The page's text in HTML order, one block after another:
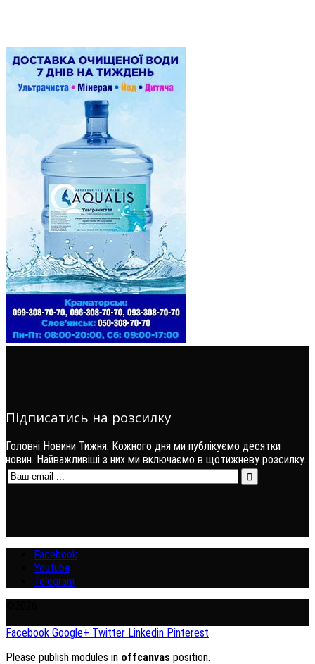
Підписатись на розсилку
Головні Новини Тижня. Кожного дня ми публікуємо десятки
новин. Найважливіші з них ми включаємо в щотижневу розсилку.
Facebook
Youtube
Telegram
Facebook Google+ Twitter Linkedin Pinterest
Please publish modules in offcanvas position.